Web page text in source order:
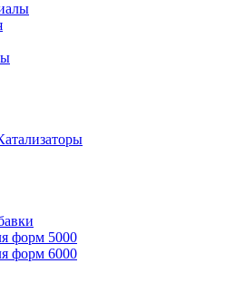
форм 5000
форм 6000